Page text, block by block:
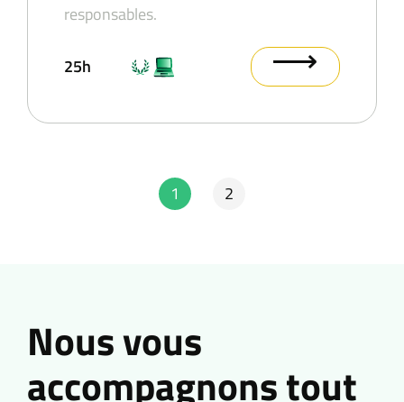
responsables.
25h ⟶
1 2
Nous vous
accompagnons tout